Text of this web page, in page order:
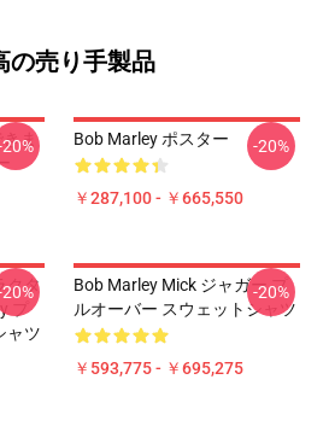
の売り手製品
きま
Bob Marley ポスター
￥287,100 - ￥665,550
-20%
クタ
プ
ャツ
Bob Marley Mick ジャガー プ
ルオーバー スウェットシャツ
￥593,775 - ￥695,275
-20%